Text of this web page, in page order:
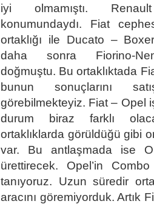
iyi olmamıştı.
konumundaydı. Fiat
ortaklığı ile Ducato –
daha sonra Fiorino-
doğmuştu. Bu ortaklıktada
bunun sonuçlarını
görebilmekteyiz. Fiat – Opel
durum biraz farklı
ortaklıklarda görüldüğü gibi
var. Bu antlaşmada ise
ürettirecek. Opel’in
tanıyoruz. Uzun süredir
aracını göremiyorduk. Artık